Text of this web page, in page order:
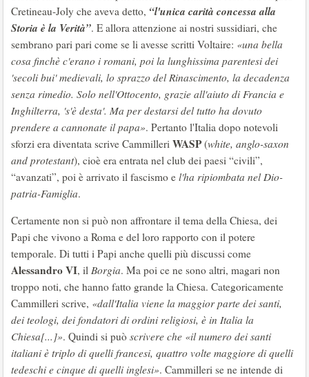
Cretineau-Joly che aveva detto, “l'unica carità concessa alla
Storia è la Verità”. E allora attenzione ai nostri sussidiari, che
sembrano pari pari come se li avesse scritti Voltaire: «una bella
cosa finchè c'erano i romani, poi la lunghissima parentesi dei
'secoli bui' medievali, lo sprazzo del Rinascimento, la decadenza
senza rimedio. Solo nell'Ottocento, grazie all'aiuto di Francia e
Inghilterra, 's'è desta'. Ma per destarsi del tutto ha dovuto
prendere a cannonate il papa». Pertanto l'Italia dopo notevoli
sforzi era diventata scrive Cammilleri WASP(white, anglo-saxon
and protestant), cioè era entrata nel club dei paesi “civili”,
“avanzati”, poi è arrivato il fascismo e l'ha ripiombata nel Dio-
patria-Famiglia.
Certamente non si può non affrontare il tema della Chiesa, dei
Papi che vivono a Roma e del loro rapporto con il potere
temporale. Di tutti i Papi anche quelli più discussi come
Alessandro VI, il Borgia. Ma poi ce ne sono altri, magari non
troppo noti, che hanno fatto grande la Chiesa. Categoricamente
Cammilleri scrive, «dall'Italia viene la maggior parte dei santi,
dei teologi, dei fondatori di ordini religiosi, è in Italia la
Chiesa[...]». Quindi si può scrivere che «il numero dei santi
italiani è triplo di quelli francesi, quattro volte maggiore di quelli
tedeschi e cinque di quelli inglesi». Cammilleri se ne intende di